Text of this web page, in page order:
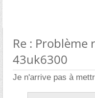
Re : Problème
43uk6300
Je n'arrive pas à